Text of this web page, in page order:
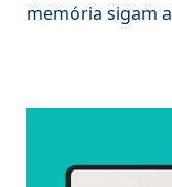
memória sigam